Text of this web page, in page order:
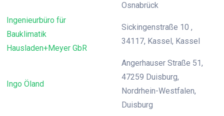
Osnabrück
Ingenieurbüro für
Bauklimatik
Hausladen+Meyer GbR
Sickingenstraße 10 ,
34117, Kassel, Kassel
Ingo Öland
Angerhauser Straße 51,
47259 Duisburg,
Nordrhein-Westfalen,
Duisburg